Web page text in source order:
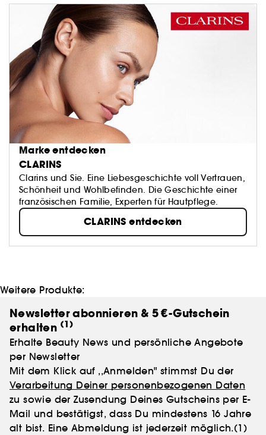
Marke entdecken
CLARINS
Clarins und Sie. Eine Liebesgeschichte voll Vertrauen,
Schönheit und Wohlbefinden. Die Geschichte einer
französischen Familie, Experten für Hautpflege.
CLARINS entdecken
Weitere Produkte:
Newsletter abonnieren & 5 €-Gutschein
erhalten (1)
Erhalte Beauty News und persönliche Angebote
per Newsletter
Mit dem Klick auf ,,Anmelden" stimmst Du der
Verarbeitung Deiner personenbezogenen Daten
zu sowie der Zusendung Deines Gutscheins per E-
Mail und bestätigst, dass Du mindestens 16 Jahre
alt bist. Eine Abmeldung ist jederzeit möglich.(1)